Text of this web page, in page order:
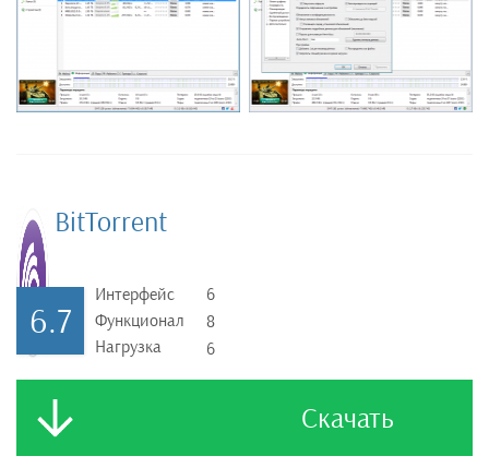
BitTorrent
6.7
Интерфейс
Функционал
Нагрузка
6
8
6
Скачать